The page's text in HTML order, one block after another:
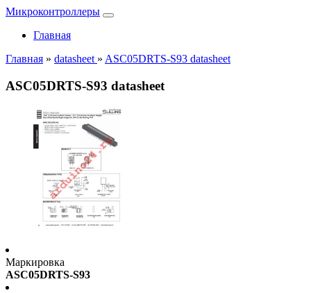
Микроконтроллеры
Главная
Главная » datasheet » ASC05DRTS-S93 datasheet
ASC05DRTS-S93 datasheet
Маркировка
ASC05DRTS-S93